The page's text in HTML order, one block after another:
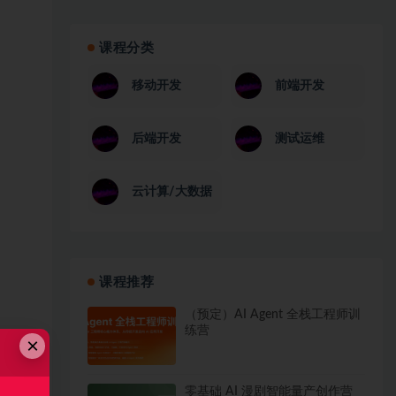
课程分类
移动开发 前端开发
后端开发 测试运维
云计算/大数据
课程推荐
（预定）AI Agent 全栈工程师训
练营
零基础 AI 漫剧智能量产创作营
×